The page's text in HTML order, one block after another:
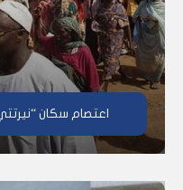
اعتصام سكان